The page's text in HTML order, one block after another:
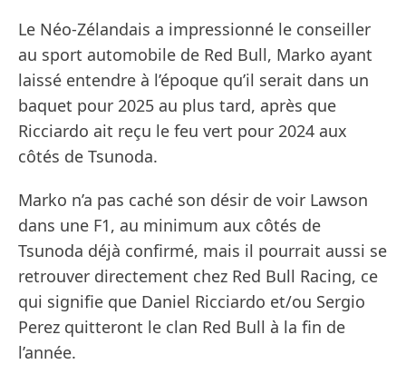
Le Néo-Zélandais a impressionné le conseiller
au sport automobile de Red Bull, Marko ayant
laissé entendre à l’époque qu’il serait dans un
baquet pour 2025 au plus tard, après que
Ricciardo ait reçu le feu vert pour 2024 aux
côtés de Tsunoda.
Marko n’a pas caché son désir de voir Lawson
dans une F1, au minimum aux côtés de
Tsunoda déjà confirmé, mais il pourrait aussi se
retrouver directement chez Red Bull Racing, ce
qui signifie que Daniel Ricciardo et/ou Sergio
Perez quitteront le clan Red Bull à la fin de
l’année.